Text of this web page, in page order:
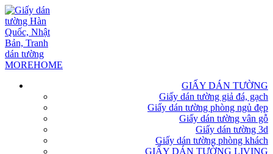
GIẤY DÁN TƯỜNG
Giấy dán tường giả đá, gạch
Giấy dán tường phòng ngủ đẹp
Giấy dán tường vân gỗ
Giấy dán tường 3d
Giấy dán tường phòng khách
GIẤY DÁN TƯỜNG LIVING